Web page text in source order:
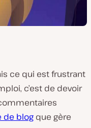
ce qui est frustrant
c’est de devoir
de blog que gère